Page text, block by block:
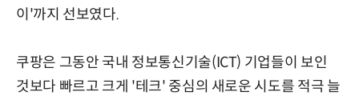
이'까지 선보였다.
쿠팡은 그동안 국내 정보통신기술(ICT) 기업들이 보인
것보다 빠르고 크게 '테크' 중심의 새로운 시도를 적극 늘